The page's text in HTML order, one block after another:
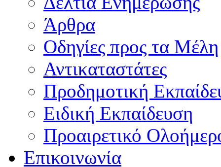
Άρθρα
Οδηγίες προς τα Μέλη
Αντικαταστάτες
Προδημοτική
Ειδική Εκπαίδευση
Προαιρετικό
Επικοινωνία